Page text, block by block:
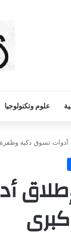
علوم وتكنولوجيا
أدوات تسوق ذكية